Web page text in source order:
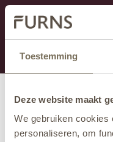
Toestemming
Deze website maakt
We gebruiken cookies
personaliseren, om
This section is
If you are missing
413 745 423 or email